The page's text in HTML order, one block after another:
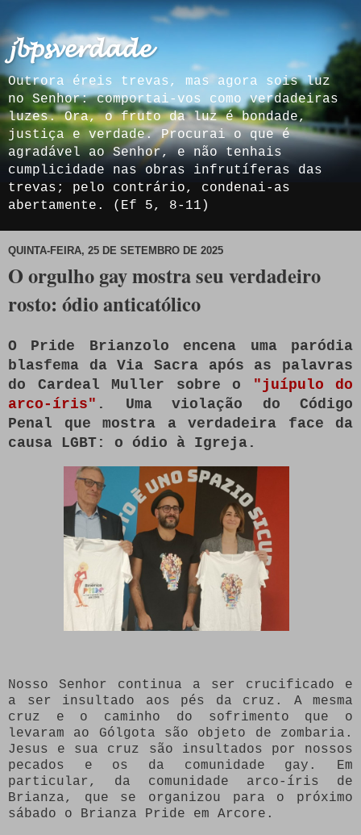
𝓳𝓫𝓹𝓼𝓿𝓮𝓻𝓭𝓪𝓭𝓮
Outrora éreis trevas, mas agora sois luz
no Senhor: comportai-vos como verdadeiras
luzes. Ora, o fruto da luz é bondade,
justiça e verdade. Procurai o que é
agradável ao Senhor, e não tenhais
cumplicidade nas obras infrutíferas das
trevas; pelo contrário, condenai-as
abertamente. (Ef 5, 8-11)
QUINTA-FEIRA, 25 DE SETEMBRO DE 2025
O orgulho gay mostra seu verdadeiro
rosto: ódio anticatólico
O Pride Brianzolo encena uma paródia
blasfema da Via Sacra após as palavras
do Cardeal Muller sobre o
"juípulo do
arco-íris" . Uma violação do Código
Penal que mostra a verdadeira face da
causa LGBT: o ódio à Igreja.
Nosso Senhor continua a ser crucificado e
a ser insultado aos pés da cruz. A mesma
cruz e o caminho do sofrimento que o
levaram ao Gólgota são objeto de zombaria.
Jesus e sua cruz são insultados por nossos
pecados e os da comunidade gay. Em
particular, da comunidade arco-íris de
Brianza, que se organizou para o próximo
sábado o Brianza Pride em Arcore.